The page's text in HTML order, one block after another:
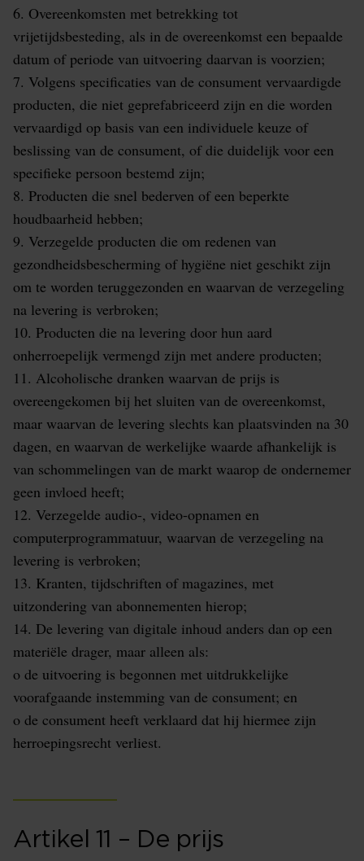
6. Overeenkomsten met betrekking tot
vrijetijdsbesteding, als in de overeenkomst een bepaalde
datum of periode van uitvoering daarvan is voorzien;
7. Volgens specificaties van de consument vervaardigde
producten, die niet geprefabriceerd zijn en die worden
vervaardigd op basis van een individuele keuze of
beslissing van de consument, of die duidelijk voor een
specifieke persoon bestemd zijn;
8. Producten die snel bederven of een beperkte
houdbaarheid hebben;
9. Verzegelde producten die om redenen van
gezondheidsbescherming of hygiëne niet geschikt zijn
om te worden teruggezonden en waarvan de verzegeling
na levering is verbroken;
10. Producten die na levering door hun aard
onherroepelijk vermengd zijn met andere producten;
11. Alcoholische dranken waarvan de prijs is
overeengekomen bij het sluiten van de overeenkomst,
maar waarvan de levering slechts kan plaatsvinden na 30
dagen, en waarvan de werkelijke waarde afhankelijk is
van schommelingen van de markt waarop de ondernemer
geen invloed heeft;
12. Verzegelde audio-, video-opnamen en
computerprogrammatuur, waarvan de verzegeling na
levering is verbroken;
13. Kranten, tijdschriften of magazines, met
uitzondering van abonnementen hierop;
14. De levering van digitale inhoud anders dan op een
materiële drager, maar alleen als:
o de uitvoering is begonnen met uitdrukkelijke
voorafgaande instemming van de consument; en
o de consument heeft verklaard dat hij hiermee zijn
herroepingsrecht verliest.
Artikel 11 – De prijs